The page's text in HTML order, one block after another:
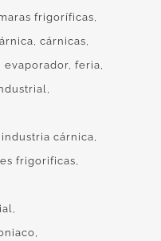
frigoríficas
cárnicas
evaporador feria
industria cárnica
frigorificas